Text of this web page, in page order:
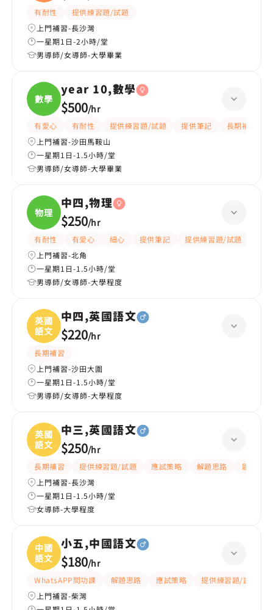
有耐性
提供練習題/試題
上門補習-長沙灣
一星期1日-2小時/堂
男導師/女導師-大學畢業
數學
year 10,數學
$500/hr
有愛心 有耐性 提供練習題/試題 提供筆記
長期補習
上門補習-沙田馬鞍山
一星期1日-1.5小時/堂
男導師/女導師-大學畢業
物理
中四,物理
$250/hr
有耐性 有愛心 細心 提供筆記 提供練習題/試題
上門補習-北角
一星期1日-1.5小時/堂
男導師/女導師-大學程度
英國
語文
中四,英國語文
$220/hr
長期補習
上門補習-沙田大圍
一星期1日-1.5小時/堂
男導師/女導師-大學程度
英國
語文
中三,英國語文
$250/hr
長期補習 提供練習題/試題 應試策略 解題思路
題目講解
上門補習-長沙灣
一星期1日-1.5小時/堂
女導師-大學程度
中國
語文
小五,中國語文
$180/hr
WhatsAPP問功課 解題思路 應試策略
提供練習題/試題
上門補習-柴灣